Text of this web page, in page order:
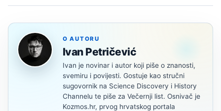
O AUTORU
Ivan Petričević
Ivan je novinar i autor koji piše o znanosti,
svemiru i povijesti. Gostuje kao stručni
sugovornik na Science Discovery i History
Channelu te piše za Večernji list. Osnivač je
Kozmos.hr, prvog hrvatskog portala